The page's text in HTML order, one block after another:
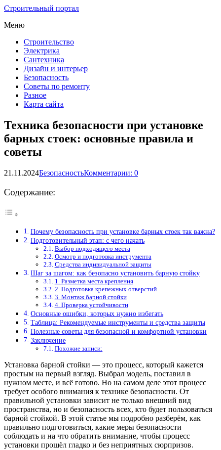
Строительный портал
Меню
Строительство
Электрика
Сантехника
Дизайн и интерьер
Безопасность
Советы по ремонту
Разное
Карта сайта
Техника безопасности при установке
барных стоек: основные правила и
советы
21.11.2024БезопасностьКомментарии: 0
Содержание:
Почему безопасность при установке барных стоек так важна?
Подготовительный этап: с чего начать
Выбор подходящего места
Осмотр и подготовка инструмента
Средства индивидуальной защиты
Шаг за шагом: как безопасно установить барную стойку
1. Разметка места крепления
2. Подготовка крепежных отверстий
3. Монтаж барной стойки
4. Проверка устойчивости
Основные ошибки, которых нужно избегать
Таблица: Рекомендуемые инструменты и средства защиты
Полезные советы для безопасной и комфортной установки
Заключение
Похожие записи:
Установка барной стойки — это процесс, который кажется
простым на первый взгляд. Выбрал модель, поставил в
нужном месте, и всё готово. Но на самом деле этот процесс
требует особого внимания к технике безопасности. От
правильной установки зависит не только внешний вид
пространства, но и безопасность всех, кто будет пользоваться
барной стойкой. В этой статье мы подробно разберём, как
правильно подготовиться, какие меры безопасности
соблюдать и на что обратить внимание, чтобы процесс
установки прошёл гладко и без неприятных сюрпризов.